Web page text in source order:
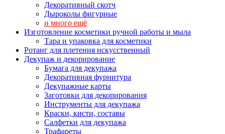
Декоративный скотч
Дыроколы фигурные
и много ещё
Изготовление косметики ручной работы и мыла
Тара и упаковка для косметики
Ротанг для плетения искусственный
Декупаж и декорирование
Бумага для декупажа
Декоративная фурнитура
Декупажные карты
Заготовки для декорирования
Инструменты для декупажа
Краски, кисти, составы
Салфетки для декупажа
Трафареты